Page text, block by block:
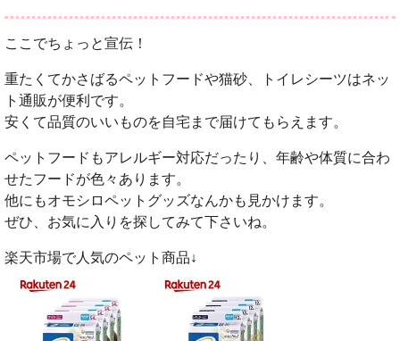
ここでちょっと宣伝！
重たくてかさばるペットフードや猫砂、トイレシーツはネッ
ト通販が便利です。
安くて品質のいいものを自宅まで届けてもらえます。
ペットフードもアレルギー対応だったり、年齢や体質に合わ
せたフードが色々あります。
他にもオモシロペットグッズなんかも見かけます。
ぜひ、お気に入りを探してみて下さいね。
楽天市場で人気のペット商品↓